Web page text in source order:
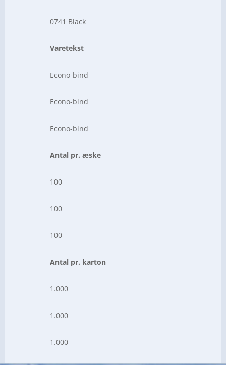
0741 Black
Varetekst
Econo-bind
Econo-bind
Econo-bind
Antal pr. æske
100
100
100
Antal pr. karton
1.000
1.000
1.000